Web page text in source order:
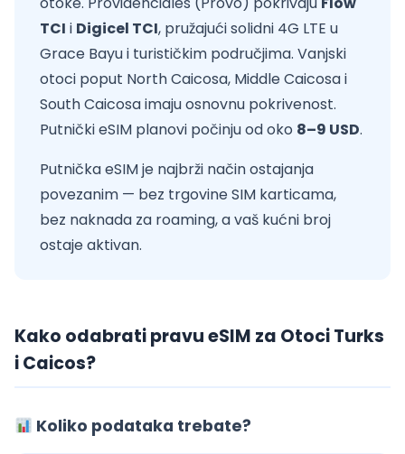
TCI i Digicel TCI, pružajući solidni 4G LTE u
Grace Bayu i turističkim područjima. Vanjski
otoci poput North Caicosa, Middle Caicosa i
South Caicosa imaju osnovnu pokrivenost.
Putnički eSIM planovi počinju od oko 8–9 USD.
Putnička eSIM je najbrži način ostajanja
povezanim — bez trgovine SIM karticama,
bez naknada za roaming, a vaš kućni broj
ostaje aktivan.
Kako odabrati pravu eSIM za Otoci Turks
i Caicos?
Koliko podataka trebate?